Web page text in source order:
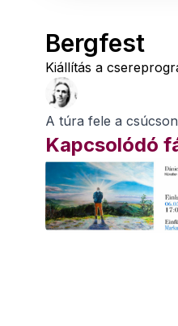
Bergfest
Kiállítás a
A túra fele a
Kapcsolódó